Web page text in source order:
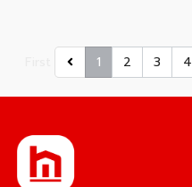
1 2 3 4